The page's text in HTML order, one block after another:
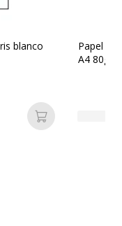
blanco
Añadir a la
Papel
A4 80gr